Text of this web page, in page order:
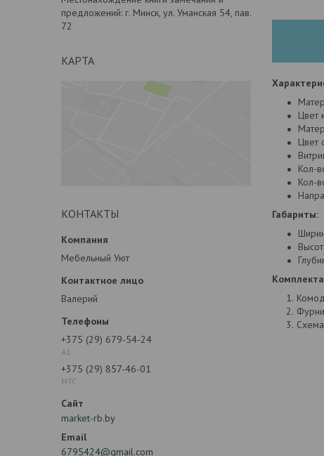
предложений: г. Минск, ул. Уманская 54, пав.
72
КАРТА
КОНТАКТЫ
Мебельный Уют
Валерий
+375 (29) 679-54-24
А1
+375 (29) 857-46-01
МТС
market-rb.by
6795424@gmail.com
Цвет
Цвет
Кол-
Кол-
Габариты: